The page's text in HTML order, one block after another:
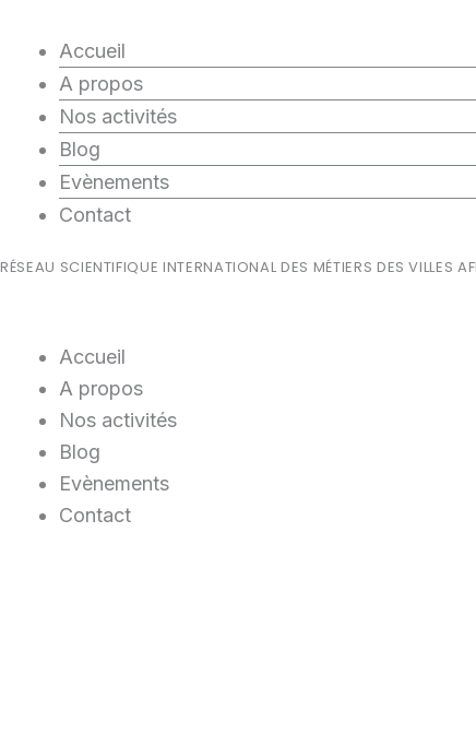
Accueil
A propos
Nos activités
Blog
Evènements
Contact
RÉSEAU SCIENTIFIQUE INTERNATIONAL DES MÉTIERS DES VILLES
Accueil
A propos
Nos activités
Blog
Evènements
Contact